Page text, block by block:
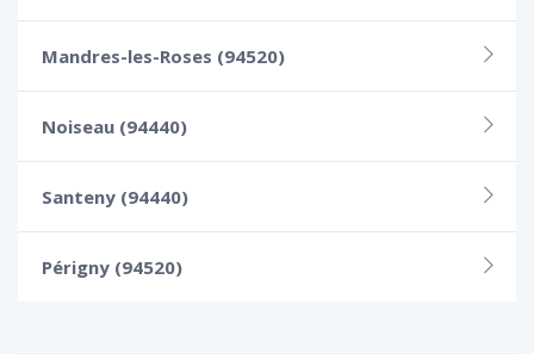
Mandres-les-Roses (94520)
Noiseau (94440)
Santeny (94440)
Périgny (94520)